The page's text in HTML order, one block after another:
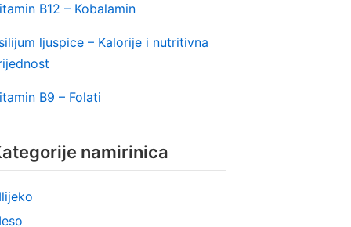
B12 – Kobalamin
ljuspice – Kalorije i nutritivna
B9 – Folati
namirinica